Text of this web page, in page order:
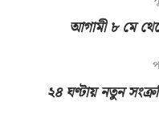
আগামী ৮ মে
২৪ ঘণ্টায় নতুন